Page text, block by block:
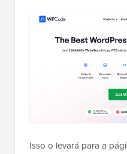
Isso o levará para a